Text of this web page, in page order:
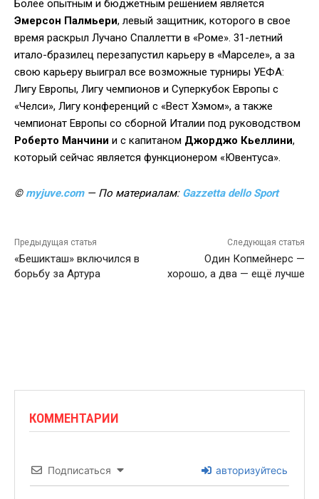
Более опытным и бюджетным решением является
Эмерсон Палмьери, левый защитник, которого в свое
время раскрыл Лучано Спаллетти в «Роме». 31-летний
итало-бразилец перезапустил карьеру в «Марселе», а за
свою карьеру выиграл все возможные турниры УЕФА:
Лигу Европы, Лигу чемпионов и Суперкубок Европы с
«Челси», Лигу конференций с «Вест Хэмом», а также
чемпионат Европы со сборной Италии под руководством
Роберто Манчини и с капитаном Джорджо Кьеллини,
который сейчас является функционером «Ювентуса».
© myjuve.com— По материалам: Gazzetta dello Sport
Предыдущая статья
«Бешикташ» включился в
борьбу за Артура
Следующая статья
Один Копмейнерс —
хорошо, а два — ещё лучше
КОММЕНТАРИИ
Подписаться авторизуйтесь